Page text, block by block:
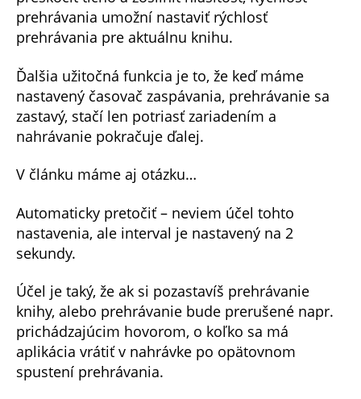
prehrávania umožní nastaviť rýchlosť
prehrávania pre aktuálnu knihu.
Ďalšia užitočná funkcia je to, že keď máme
nastavený časovač zaspávania, prehrávanie sa
zastavý, stačí len potriasť zariadením a
nahrávanie pokračuje ďalej.
V článku máme aj otázku…
Automaticky pretočiť – neviem účel tohto
nastavenia, ale interval je nastavený na 2
sekundy.
Účel je taký, že ak si pozastavíš prehrávanie
knihy, alebo prehrávanie bude prerušené napr.
prichádzajúcim hovorom, o koľko sa má
aplikácia vrátiť v nahrávke po opätovnom
spustení prehrávania.